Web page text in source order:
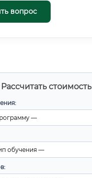
стоимость
вопрос